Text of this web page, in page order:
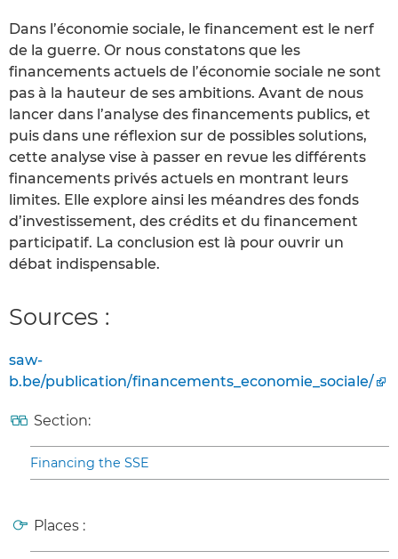
Dans l’économie sociale, le financement est le nerf
de la guerre. Or nous constatons que les
financements actuels de l’économie sociale ne sont
pas à la hauteur de ses ambitions. Avant de nous
lancer dans l’analyse des financements publics, et
puis dans une réflexion sur de possibles solutions,
cette analyse vise à passer en revue les différents
financements privés actuels en montrant leurs
limites. Elle explore ainsi les méandres des fonds
d’investissement, des crédits et du financement
participatif. La conclusion est là pour ouvrir un
débat indispensable.
Sources :
saw-
b.be/publication/financements_economie_sociale/
Section:
Financing the SSE
Places :